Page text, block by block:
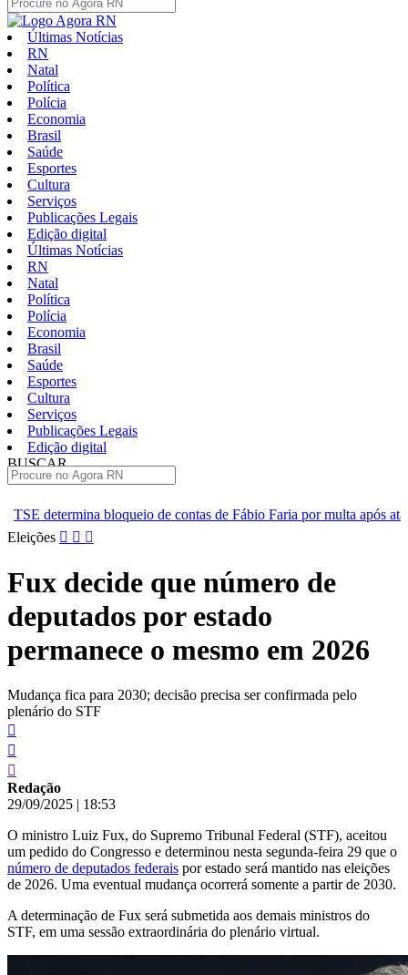
Últimas Notícias
RN
Natal
Política
Polícia
Economia
Brasil
Saúde
Esportes
Cultura
Serviços
Publicações Legais
Edição digital
Últimas Notícias
RN
Natal
Política
Polícia
Economia
Brasil
Saúde
Esportes
Cultura
Serviços
Publicações Legais
Edição digital
BUSCAR
de contas de Fábio Faria por multa após ataque a Lula
Pular
conteúdo
Eleições
Fux decide que número de
deputados por estado
permanece o mesmo em 2026
Mudança fica para 2030; decisão precisa ser confirmada pelo
plenário do STF
Redação
29/09/2025 | 18:53
O ministro Luiz Fux, do Supremo Tribunal Federal (STF), aceitou
um pedido do Congresso e determinou nesta segunda-feira 29 que o
número de deputados federais por estado será mantido nas eleições
de 2026. Uma eventual mudança ocorrerá somente a partir de 2030.
A determinação de Fux será submetida aos demais ministros do
STF, em uma sessão extraordinária do plenário virtual.